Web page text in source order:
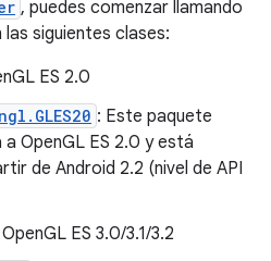
, puedes comenzar llamando
las siguientes clases:
ES 2.0
: Este paquete
OpenGL ES 2.0 y está
de Android 2.2 (nivel de API
ES 3.0/3.1/3.2